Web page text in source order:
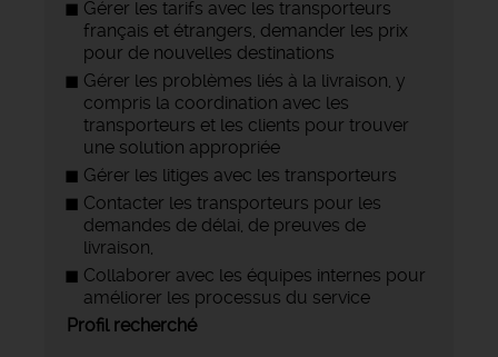
Gérer les tarifs avec les transporteurs
français et étrangers, demander les prix
pour de nouvelles destinations
Gérer les problèmes liés à la livraison, y
compris la coordination avec les
transporteurs et les clients pour trouver
une solution appropriée
Gérer les litiges avec les transporteurs
Contacter les transporteurs pour les
demandes de délai, de preuves de
livraison,
Collaborer avec les équipes internes pour
améliorer les processus du service
Profil recherché